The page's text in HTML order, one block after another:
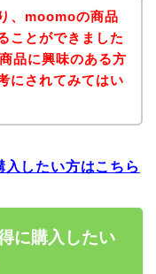
、moomoの商品
ことができました
品に興味のある方
にされてみてはい
したい方はこちら
に購入したい